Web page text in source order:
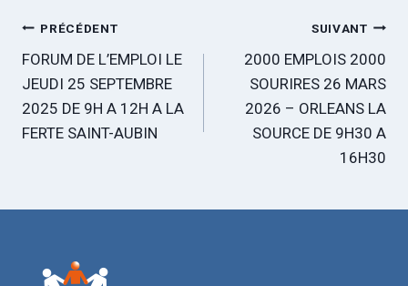
Navigation
de
l’article
PRÉCÉDENT
FORUM DE L’EMPLOI LE
JEUDI 25 SEPTEMBRE
2025 DE 9H A 12H A LA
FERTE SAINT-AUBIN
SUIVANT
2000 EMPLOIS 2000
SOURIRES 26 MARS
2026 – ORLEANS LA
SOURCE DE 9H30 A
16H30